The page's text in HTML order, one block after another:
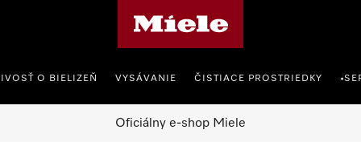
O BIELIZEŇ VYSÁVANIE ČISTIACE PROSTRIEDKY •
Oficiálny e-shop Miele